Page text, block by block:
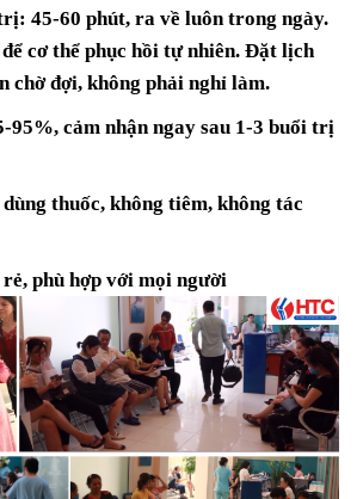
45-60 phút, ra về luôn trong ngày.
cơ thể phục hồi tự nhiên. Đặt lịch
chờ đợi, không phải nghỉ làm.
95%, cảm nhận ngay sau 1-3 buổi trị
thuốc, không tiêm, không tác
phù hợp với mọi người